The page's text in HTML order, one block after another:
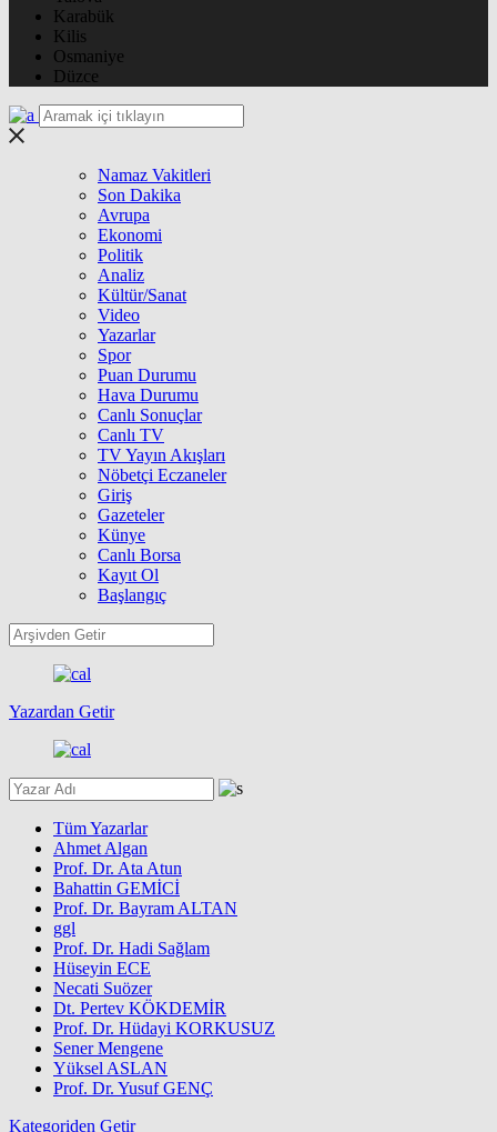
Karabük
Kilis
Osmaniye
Düzce
Namaz Vakitleri
Son Dakika
Avrupa
Ekonomi
Politik
Analiz
Kültür/Sanat
Video
Yazarlar
Spor
Puan Durumu
Hava Durumu
Canlı Sonuçlar
Canlı TV
TV Yayın Akışları
Nöbetçi Eczaneler
Giriş
Gazeteler
Künye
Canlı Borsa
Kayıt Ol
Başlangıç
Yazardan Getir
Tüm Yazarlar
Ahmet Algan
Prof. Dr. Ata Atun
Bahattin GEMİCİ
Prof. Dr. Bayram ALTAN
ggl
Prof. Dr. Hadi Sağlam
Hüseyin ECE
Necati Suözer
Dt. Pertev KÖKDEMİR
Prof. Dr. Hüdayi KORKUSUZ
Sener Mengene
Yüksel ASLAN
Prof. Dr. Yusuf GENÇ
Kategoriden Getir